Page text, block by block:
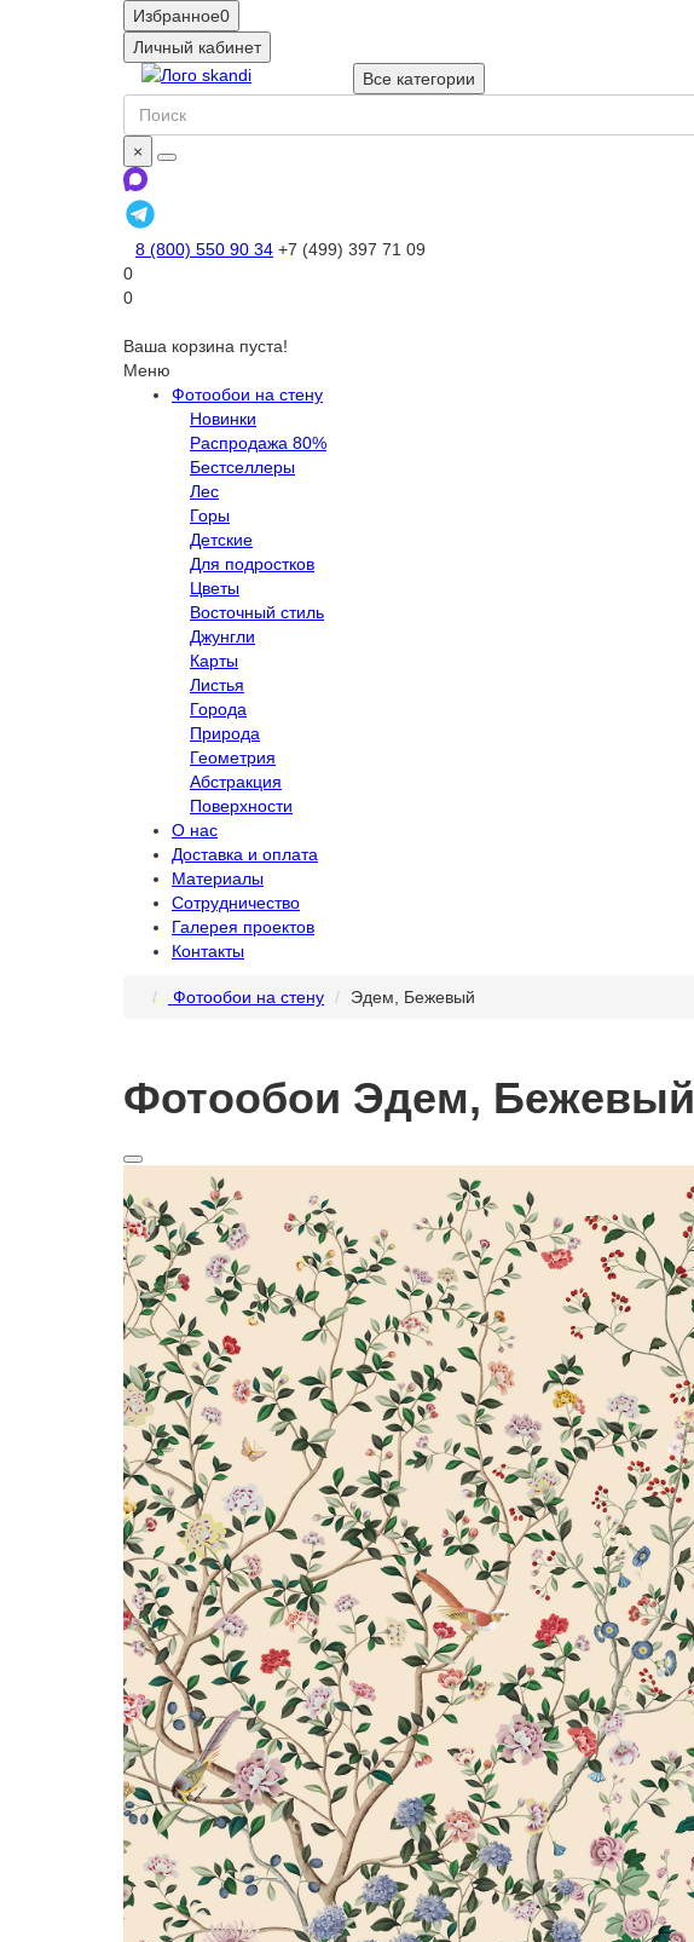
Избранное0
Личный кабинет
Все категории
×
8 (800) 550 90 34 +7 (499) 397 71 09
0
0
Ваша корзина пуста!
Меню
Фотообои на стену
Новинки
Распродажа 80%
Бестселлеры
Лес
Горы
Детские
Для подростков
Цветы
Восточный стиль
Джунгли
Карты
Листья
Города
Природа
Геометрия
Абстракция
Поверхности
О нас
Доставка и оплата
Материалы
Сотрудничество
Галерея проектов
Контакты
Фотообои на стену Эдем, Бежевый
Фотообои Эдем, Бежевый